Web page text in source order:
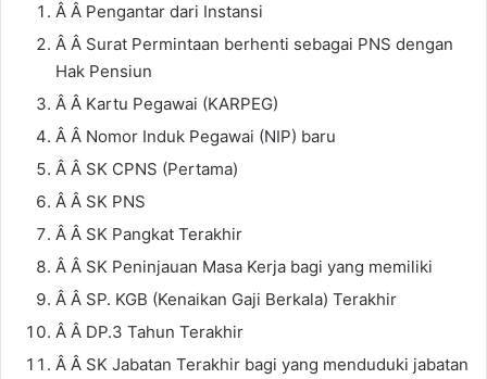
Â Â Pengantar dari Instansi
Â Â Surat Permintaan berhenti sebagai PNS dengan
Hak Pensiun
Â Â Kartu Pegawai (KARPEG)
Â Â Nomor Induk Pegawai (NIP) baru
Â Â SK CPNS (Pertama)
Â Â SK PNS
Â Â SK Pangkat Terakhir
Â Â SK Peninjauan Masa Kerja bagi yang memiliki
Â Â SP. KGB (Kenaikan Gaji Berkala) Terakhir
Â Â DP.3 Tahun Terakhir
Â Â SK Jabatan Terakhir bagi yang menduduki jabatan